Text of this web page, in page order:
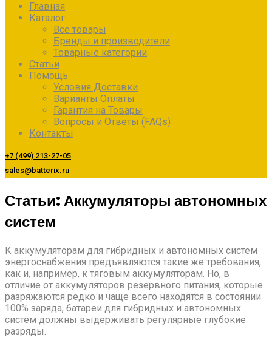
Главная
Каталог
Все товары
Бренды и производители
Товарные категории
Статьи
Помощь
Условия Доставки
Варианты Оплаты
Гарантия на Товары
Вопросы и Ответы (FAQs)
Контакты
+7 (499) 213-27-05
sales@batterix.ru
Статьи: Аккумуляторы автономных
систем
К аккумуляторам для гибридных и автономных систем
энергоснабжения предъявляются такие же требования,
как и, например, к тяговым аккумуляторам. Но, в
отличие от аккумуляторов резервного питания, которые
разряжаются редко и чаще всего находятся в состоянии
100% заряда, батареи для гибридных и автономных
систем должны выдерживать регулярные глубокие
разряды.